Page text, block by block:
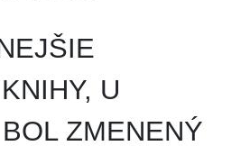
U
ZMENENÝ